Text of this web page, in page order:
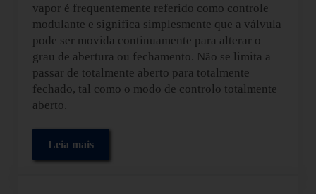
vapor é frequentemente referido como controle
modulante e significa simplesmente que a válvula
pode ser movida continuamente para alterar o
grau de abertura ou fechamento. Não se limita a
passar de totalmente aberto para totalmente
fechado, tal como o modo de controlo totalmente
aberto.
Leia maisModo de controle contínuo para sistemas de vapor